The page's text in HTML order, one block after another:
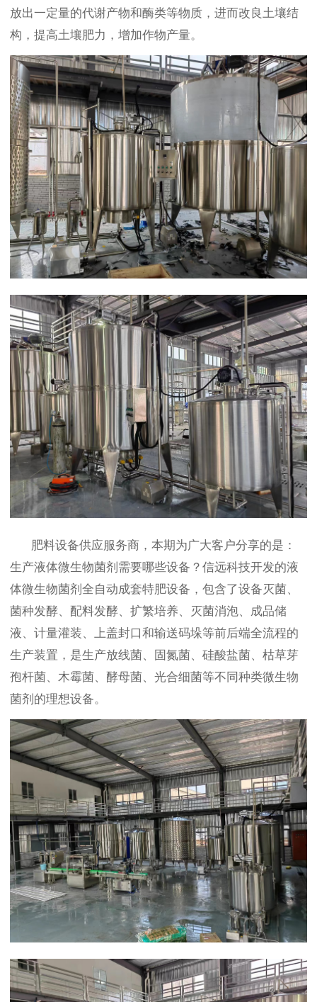
放出一定量的代谢产物和酶类等物质，进而改良土壤结
构，提高土壤肥力，增加作物产量。
肥料设备供应服务商，本期为广大客户分享的是：
生产液体微生物菌剂需要哪些设备？信远科技开发的液
体微生物菌剂全自动成套特肥设备，包含了设备灭菌、
菌种发酵、配料发酵、扩繁培养、灭菌消泡、成品储
液、计量灌装、上盖封口和输送码垛等前后端全流程的
生产装置，是生产放线菌、固氮菌、硅酸盐菌、枯草芽
孢杆菌、木霉菌、酵母菌、光合细菌等不同种类微生物
菌剂的理想设备。